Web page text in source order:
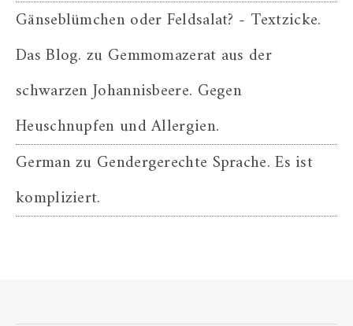
Gänseblümchen oder Feldsalat? - Textzicke.
Das Blog. zu Gemmomazerat aus der
schwarzen Johannisbeere. Gegen
Heuschnupfen und Allergien.
Germanzu Gendergerechte Sprache. Es ist
kompliziert.